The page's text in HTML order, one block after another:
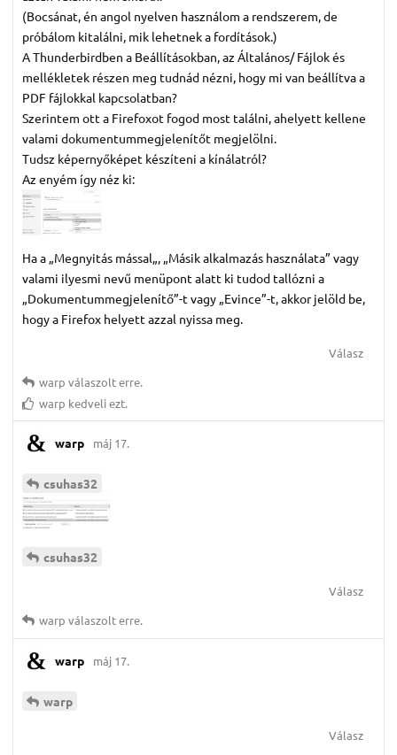
(Bocsánat, én angol nyelven használom a rendszerem, de
próbálom kitalálni, mik lehetnek a fordítások.)
A Thunderbirdben a Beállításokban, az Általános/ Fájlok és
mellékletek részen meg tudnád nézni, hogy mi van beállítva a
PDF fájlokkal kapcsolatban?
Szerintem ott a Firefoxot fogod most találni, ahelyett kellene
valami dokumentummegjelenítőt megjelölni.
Tudsz képernyőképet készíteni a kínálatról?
Az enyém így néz ki:
Ha a „Megnyitás mással„, „Másik alkalmazás használata” vagy
valami ilyesmi nevű menüpont alatt ki tudod tallózni a
„Dokumentummegjelenítő”-t vagy „Evince”-t, akkor jelöld be,
hogy a Firefox helyett azzal nyissa meg.
Válasz
warp válaszolt erre.
warp kedveli ezt.
warp máj 17.
csuhas32
csuhas32
Válasz
warp válaszolt erre.
warp máj 17.
warp
Válasz